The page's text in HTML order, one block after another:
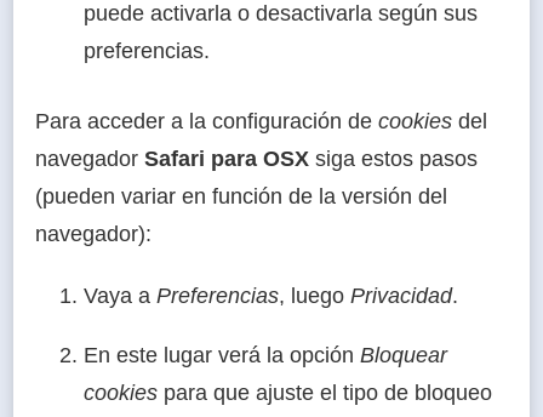
puede activarla o desactivarla según sus
preferencias.
Para acceder a la configuración de cookies del
navegador Safari para OSX siga estos pasos
(pueden variar en función de la versión del
navegador):
Vaya a Preferencias, luego Privacidad.
En este lugar verá la opción Bloquear
cookies para que ajuste el tipo de bloqueo